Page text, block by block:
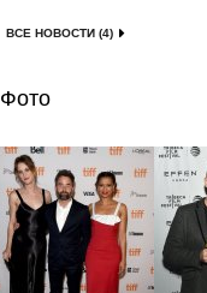
ВСЕ НОВОСТИ (4)
Фото